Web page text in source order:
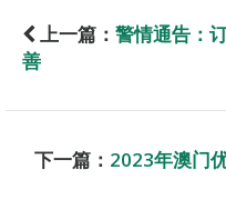
上一篇： 警情通告：
善
下一篇： 2023年澳门